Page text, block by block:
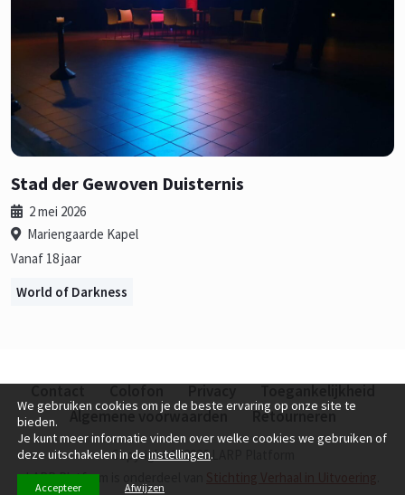
Stad der Gewoven Duisternis
2 mei 2026
Mariengaarde Kapel
Vanaf 18 jaar
World of Darkness
Algemene voorwaarden
Retourneren
Copyright © 2026 LARP Platform
LARP Platform is onderdeel van
We gebruiken cookies om je de beste ervaring op onze site te
bieden.
Je kunt meer informatie vinden over welke cookies we gebruiken of
deze uitschakelen in de instellingen.
Accepteer Afwijzen